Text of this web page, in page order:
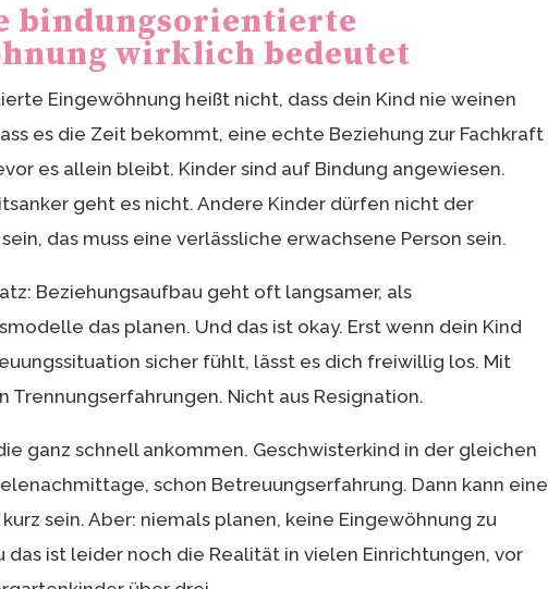
bindungsorientierte
wirklich bedeutet
Eingewöhnung heißt nicht, dass dein Kind nie weinen
es die Zeit bekommt, eine echte Beziehung zur Fachkraft
es allein bleibt. Kinder sind auf Bindung angewiesen.
geht es nicht. Andere Kinder dürfen nicht der
das muss eine verlässliche erwachsene Person sein.
Beziehungsaufbau geht oft langsamer, als
das planen. Und das ist okay. Erst wenn dein Kind
sicher fühlt, lässt es dich freiwillig los. Mit
Trennungserfahrungen. Nicht aus Resignation.
ganz schnell ankommen. Geschwisterkind in der gleichen
schon Betreuungserfahrung. Dann kann eine
sein. Aber: niemals planen, keine Eingewöhnung zu
das ist leider noch die Realität in vielen Einrichtungen, vor